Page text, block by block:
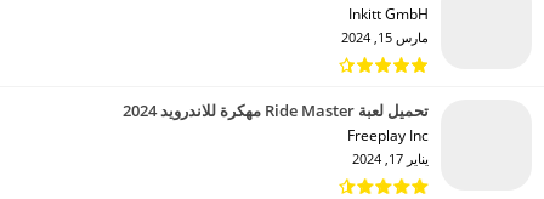
Inkitt GmbH‏
مارس 15, 2024
تحميل لعبة Ride Master مهكرة للاندرويد 2024
Freeplay Inc‏
يناير 17, 2024